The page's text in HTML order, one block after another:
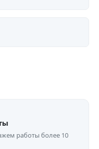
работы более 10